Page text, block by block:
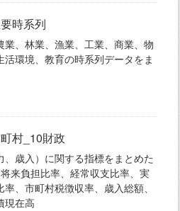
時系列
業、林業、漁業、工業、商業、物
環境、教育の時系列データをま
村_10財政
歳入）に関する指標をまとめた
来負担比率、経常収支比率、実
、市町村税徴収率、歳入総額、
現在高